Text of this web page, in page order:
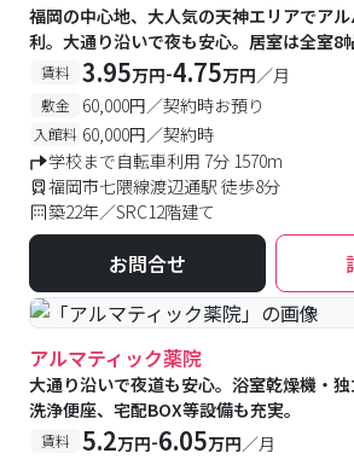
福岡の中心地、大人気の天神エリアでア
利。大通り沿いで夜も安心。居室は全室8
賃料 3.95万円-4.75万円／月
敷金 60,000円／契約時お預り
入館料 60,000円／契約時
学校まで自転車利用 7分 1570m
福岡市七隈線渡辺通駅 徒歩8分
築22年／SRC12階建て
お問合せ
アルマティック薬院
大通り沿いで夜道も安心。浴室乾燥機・
洗浄便座、宅配BOX等設備も充実。
賃料 5.2万円-6.05万円／月